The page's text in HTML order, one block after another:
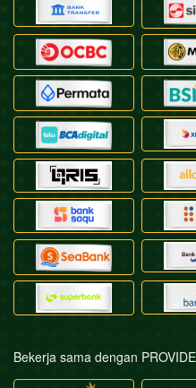
Bekerja sama dengan